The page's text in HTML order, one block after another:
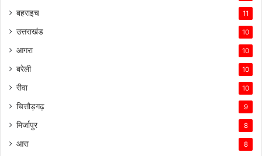
बहराइच 11
उत्तराखंड 10
आगरा 10
बरेली 10
रीवा 10
चित्तौड़गढ़ 9
मिर्जापुर 8
आरा 8